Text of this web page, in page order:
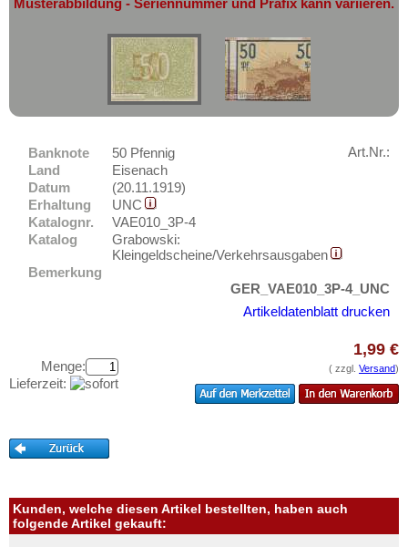
Emmendingen
Emmerich
Ennigerloh
Erbach im Odenwald
Erfurt
Erkelenz
Erlangen
Esens
Esingen
Esslingen
Ettenheim
Eutin
Amerika
Australien & Ozeanien
Sets
Testbanknoten
Banknotenbriefe
Kataloge
Aufbewahrung
Informationen
Erhaltungsgrade
FAQ
Musterabbildung - Seriennummer und Präfix kann variieren.
Banknote
50 Pfennig
Land
Eisenach
Datum
(20.11.1919)
Erhaltung
UNC
Katalognr.
VAE010_3P-4
Katalog
Grabowski:
Kleingeldscheine/Verkehrsausgaben
Bemerkung
Art.Nr.:
GER_VAE010_3P-4_UNC
Artikeldatenblatt drucken
Menge:
Lieferzeit:
1,99 €
( zzgl. Versand)
Kunden, welche diesen Artikel bestellten, haben auch
folgende Artikel gekauft: